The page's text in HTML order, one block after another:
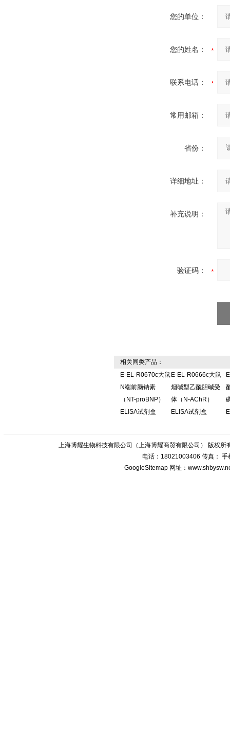
您的单位：
您的姓名：
联系电话：
常用邮箱：
省份：
详细地址：
补充说明：
验证码：
相关同类产品：
E-EL-R0670c大鼠
N端前脑钠素
（NT-proBNP）
ELISA试剂盒
E-EL-R0666c大鼠
烟碱型乙酰胆碱受
体（N-AChR）
ELISA试剂盒
上海博耀生物科技有限公司（上海博耀商贸有限公司） 版权所
电话：18021003406 传真： 手
GoogleSitemap 网址：